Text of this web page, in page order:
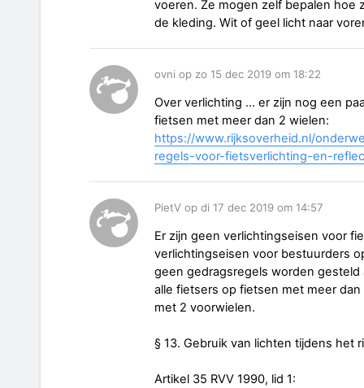
voeren. Ze mogen zelf bepalen hoe
de kleding. Wit of geel licht naar
ovni op zo 15 dec 2019 om 18:22
Over verlichting ... er zijn nog een
fietsen met meer dan 2 wielen:
https://www.rijksoverheid.nl/
regels-voor-fietsverlichting-en-
PietV op di 17 dec 2019 om 14:57
Er zijn geen verlichtingseisen voor
verlichtingseisen voor bestuurders
geen gedragsregels worden gesteld
alle fietsers op fietsen met meer
met 2 voorwielen.
§ 13. Gebruik van lichten tijdens het
Artikel 35 RVV 1990, lid 1: